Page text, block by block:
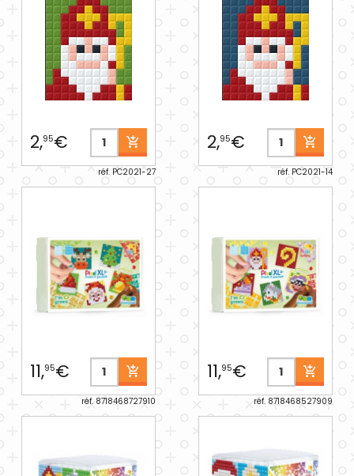
2,95€
réf. PC2021-27
2,95€
réf. PC2021-14
11,95€
réf. 8718468727910
11,95€
réf. 8718468527909